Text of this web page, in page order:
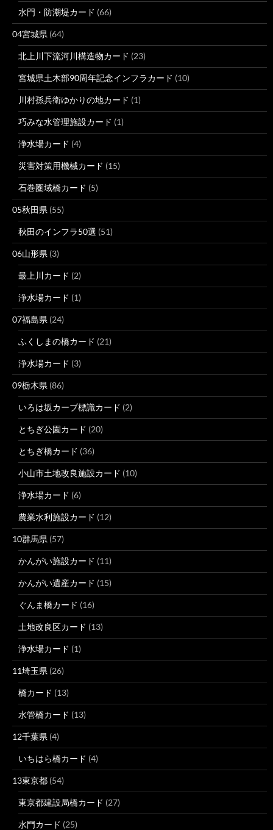
水門・防潮堤カード (66)
04宮城県 (64)
北上川下流河川構造物カード (23)
宮城県土木部90周年記念インフラカード (10)
川村孫兵衛ゆかりの地カード (1)
巧みな水管理施設カード (1)
浄水場カード (4)
災害対策用機械カード (15)
石巻圏域橋カード (5)
05秋田県 (55)
秋田のインフラ50選 (51)
06山形県 (3)
最上川カード (2)
浄水場カード (1)
07福島県 (24)
ふくしまの橋カード (21)
浄水場カード (3)
09栃木県 (86)
いろは坂カーブ標識カード (2)
とちぎ公園カード (20)
とちぎ橋カード (36)
小山市土地改良施設カード (10)
浄水場カード (6)
農業水利施設カード (12)
10群馬県 (57)
かんがい施設カード (11)
かんがい遺産カード (15)
ぐんま橋カード (16)
土地改良区カード (13)
浄水場カード (1)
11埼玉県 (26)
橋カード (13)
水管橋カード (13)
12千葉県 (4)
いちはら橋カード (4)
13東京都 (54)
東京都建設局橋カード (27)
水門カード (25)